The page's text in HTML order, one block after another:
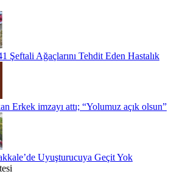
Şeftali Ağaçlarını Tehdit Eden Hastalık
Erkek imzayı attı; “Yolumuz açık olsun”
Uyuşturucuya Geçit Yok